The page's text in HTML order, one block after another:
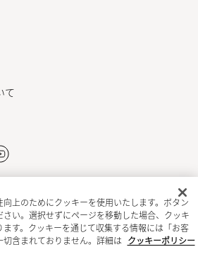
て
新規会員登録
上のためにクッキーを使用いたします。ボタン
い。選択せずにページを移動した場合、クッキ
す。クッキーを通じて収集する情報には「お客
含まれておりません。詳細は
クッキーポリシー